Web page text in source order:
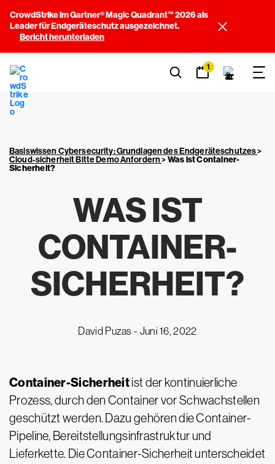
CrowdStrike im Gartner® Magic Quadrant™ 2026 als
Leader für Endgeräteschutz ausgezeichnet.
Bericht herunterladen
1
Basiswissen Cybersecurity: Grundlagen des Endgeräteschutzes>
Cloud-sicherheit Bitte Demo Anfordern>Was ist Container-
Sicherheit?
WAS IST
CONTAINER-
SICHERHEIT?
David Puzas - Juni 16, 2022
Container-Sicherheitist der kontinuierliche
Prozess, durch den Container vor Schwachstellen
geschützt werden. Dazu gehören die Container-
Pipeline, Bereitstellungsinfrastruktur und
Lieferkette. Die Container-Sicherheit unterscheidet